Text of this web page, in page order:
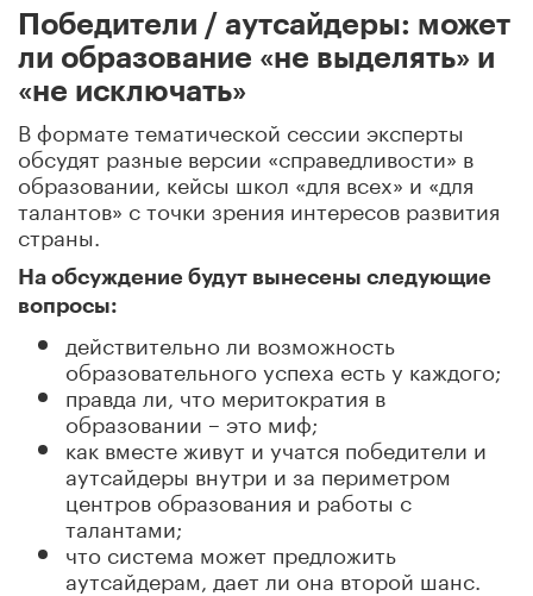
Победители / аутсайдеры: может
ли образование «не выделять» и
«не исключать»
В формате тематической сессии эксперты
обсудят разные версии «справедливости» в
образовании, кейсы школ «для всех» и «для
талантов» с точки зрения интересов развития
страны.
На обсуждение будут вынесены следующие
вопросы:
действительно ли возможность
образовательного успеха есть у каждого;
правда ли, что меритократия в
образовании – это миф;
как вместе живут и учатся победители и
аутсайдеры внутри и за периметром
центров образования и работы с
талантами;
что система может предложить
аутсайдерам, дает ли она второй шанс.